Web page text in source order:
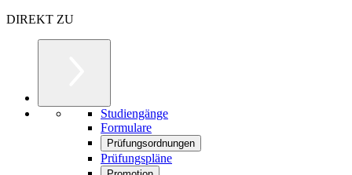
DIREKT ZU
Studiengänge
Formulare
Prüfungsordnungen
Prüfungspläne